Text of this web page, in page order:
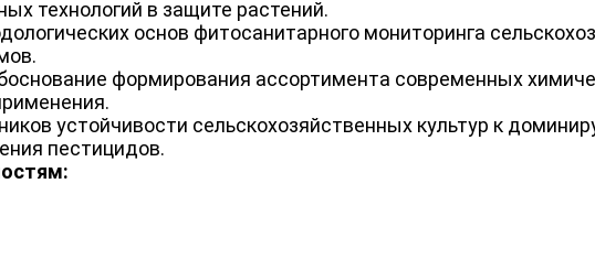
технологий в защите растений.
основ фитосанитарного мониторинга
формирования ассортимента современных
устойчивости сельскохозяйственных культур к
пестицидов.